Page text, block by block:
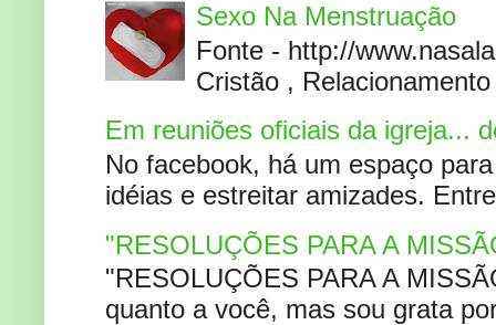
Sexo Na Menstruação
Fonte - http://
Cristão ,
Em reuniões oficiais da igreja...
No facebook, há um espaço
idéias e estreitar amizades.
"RESOLUÇÕES PARA A
"RESOLUÇÕES PARA A
quanto a você, mas sou grata